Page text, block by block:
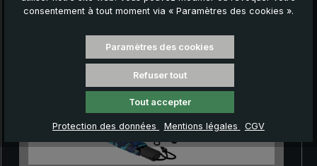
Ignorer la galerie de produits
consentement à tout moment via « Paramètres des cookies ».
Paramètres des cookies
Refuser tout
Tout accepter
Protection des données Mentions légales CGV